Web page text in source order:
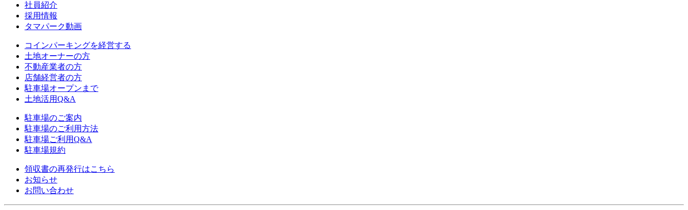
社員紹介
採用情報
タマパーク動画
コインパーキングを経営する
土地オーナーの方
不動産業者の方
店舗経営者の方
駐車場オープンまで
土地活用Q&A
駐車場のご案内
駐車場のご利用方法
駐車場ご利用Q&A
駐車場規約
領収書の再発行はこちら
お知らせ
お問い合わせ